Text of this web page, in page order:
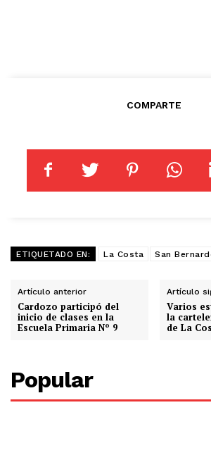
COMPARTE
ETIQUETADO EN: La Costa San
Artículo anterior
Cardozo participó del
inicio de clases en la
Escuela Primaria Nº 9
Artículo
Varios
la
de La
Popular